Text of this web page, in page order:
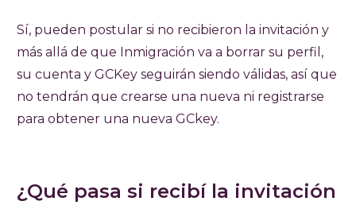
Sí, pueden postular si no recibieron la invitación y
más allá de que Inmigración va a borrar su perfil,
su cuenta y GCKey seguirán siendo válidas, así que
no tendrán que crearse una nueva ni registrarse
para obtener una nueva GCkey.
¿Qué pasa si recibí la invitación